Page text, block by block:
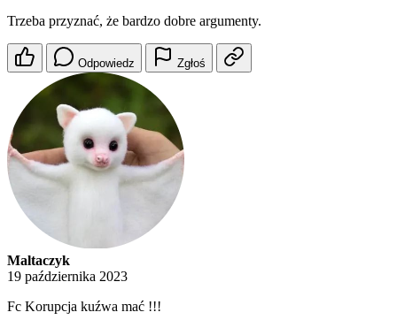
Trzeba przyznać, że bardzo dobre argumenty.
Odpowiedz Zgłoś
Maltaczyk
19 października 2023
Fc Korupcja kuźwa mać !!!